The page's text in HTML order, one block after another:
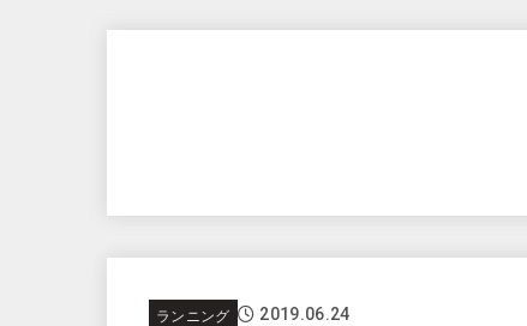
ランニング 2019.06.24